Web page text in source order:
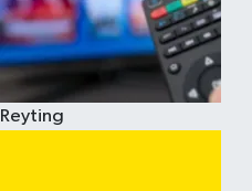
Reyting